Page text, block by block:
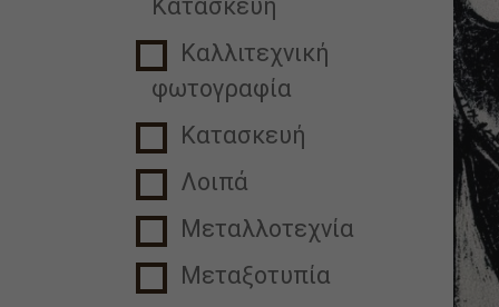
Κατασκευή
Καλλιτεχνική
φωτογραφία
Κατασκευή
Λοιπά
Μεταλλοτεχνία
Μεταξοτυπία